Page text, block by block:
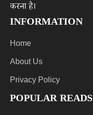
करना है।
INFORMATION
Home
About Us
Privacy Policy
POPULAR READS